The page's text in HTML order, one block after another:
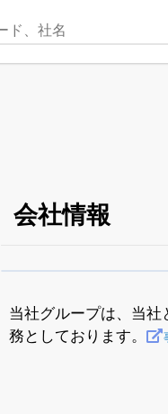
会社情報
無
登録すると永久
当社グループは、当
務としております。